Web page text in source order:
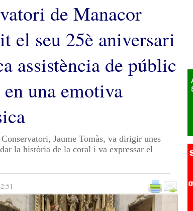
de Manacor
el seu 25è aniversari
assistència de públic
una emotiva
Jaume Tomàs, va dirigir unes
la història de la coral i va expressar el